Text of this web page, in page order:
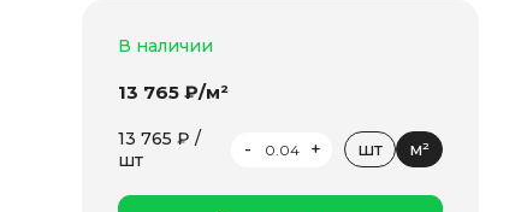
В наличии
13 765 ₽/м²
13 765 ₽ /
шт
- + шт м²